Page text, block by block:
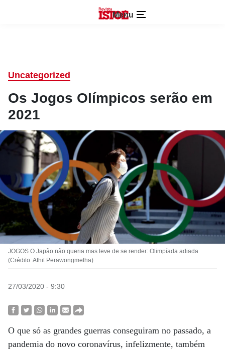
Menu
Uncategorized
Os Jogos Olímpicos serão em
2021
JOGOS O Japão não queria mas teve de se render: Olimpíada adiada
(Crédito: Athit Perawongmetha)
27/03/2020 - 9:30
O que só as grandes guerras conseguiram no passado, a
pandemia do novo coronavírus, infelizmente, também